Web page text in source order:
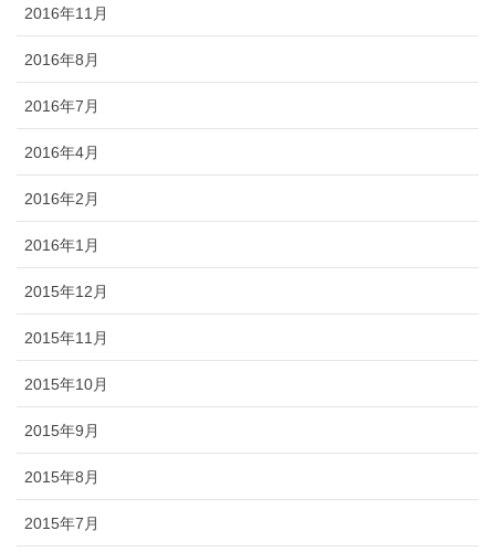
2016年11月
2016年8月
2016年7月
2016年4月
2016年2月
2016年1月
2015年12月
2015年11月
2015年10月
2015年9月
2015年8月
2015年7月